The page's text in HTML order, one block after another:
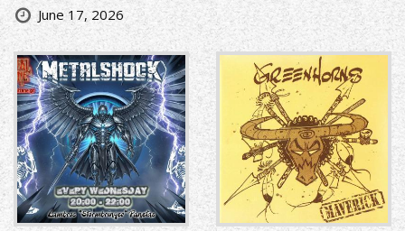
June 17, 2026